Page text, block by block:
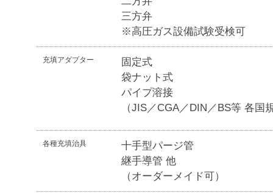
三方弁
※高圧ガス設備試験受検可
充填アダプター
固定式
袋ナット式
パイプ溶接
（JIS／CGA／DIN／BS等 各国
各種充填治具
十手型パージ管
継手導管 他
（オーダーメイド可）